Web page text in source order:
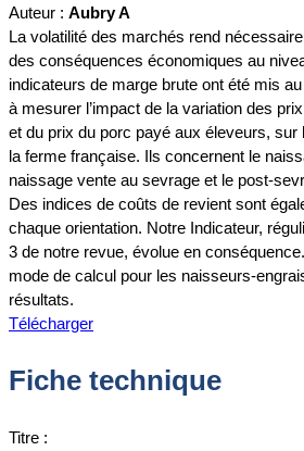
Auteur : Aubry A
La volatilité des marchés rend
des conséquences économiques au
indicateurs de marge brute ont été mis
à mesurer l’impact de la variation des
et du prix du porc payé aux éleveurs,
la ferme française. Ils concernent le
naissage vente au sevrage et le post-
Des indices de coûts de revient sont
chaque orientation. Notre Indicateur,
3 de notre revue, évolue en
mode de calcul pour les naisseurs-
résultats.
Télécharger
Fiche technique
Titre :